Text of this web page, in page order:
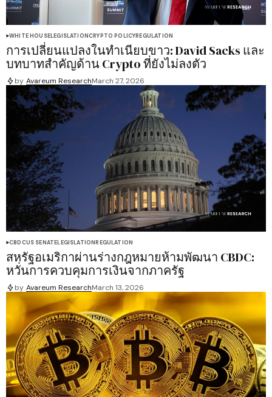
WHITE HOUSELEGISLATIONCRYPTO POLICYREGULATION
การเปลี่ยนแปลงในทำเนียบขาว: David Sacks และ
บทบาทสำคัญด้าน Crypto ที่ยังไม่ลงตัว
by Avareum ResearchMarch 27, 2026
CBDCUS SENATELEGISLATION REGULATION
สหรัฐอเมริกาผ่านร่างกฎหมายห้ามพัฒนา CBDC:
หวั่นการควบคุมการเงินจากภาครัฐ
by Avareum ResearchMarch 13, 2026